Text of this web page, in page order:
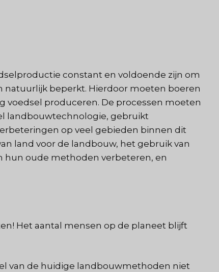
constant en voldoende zijn om
natuurlijk beperkt. Hierdoor moeten boeren
produceren. De processen moeten
landbouwtechnologie, gebruikt
op veel gebieden binnen dit
land voor de landbouw, het gebruik van
hun oude methoden verbeteren, en
Het aantal mensen op de planeet blijft
van de huidige landbouwmethoden niet